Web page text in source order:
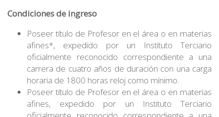
Condiciones de ingreso
Poseer título de Profesor en el área o en materias
afines*, expedido por un Instituto Terciario
oficialmente reconocido correspondiente a una
carrera de cuatro años de duración con una carga
horaria de 1800 horas reloj como mínimo.
Poseer título de Profesor en el área o en materias
afines, expedido por un Instituto Terciario